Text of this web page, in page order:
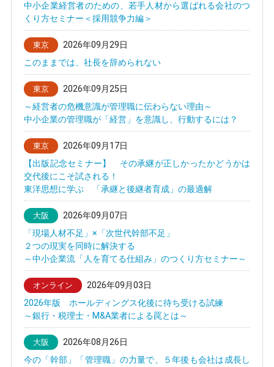
中小企業経営者のための、若手人材から選ばれる会社のつ
くり方セミナー＜採用競争力編＞
東京
2026年09月29日
このままでは、社長を辞められない
東京
2026年09月25日
～経営者の危機意識が管理職に伝わらない理由～
中小企業の管理職が「経営」を意識し、行動するには？
東京
2026年09月17日
【出版記念セミナー】 その承継が正しかったかどうかは
交代後にこそ試される！
東洋思想に学ぶ 「承継と後継者育成」の最適解
大阪
2026年09月07日
「現場人材不足」×「次世代幹部不足」
２つの現実を同時に解決する
～中小企業流「人を育てる仕組み」のつくり方セミナー～
オンライン
2026年09月03日
2026年版 ホールディングス化後に待ち受ける試練
～銀行・税理士・M&A業者による罠とは～
大阪
2026年08月26日
今の「幹部」「管理職」の力量で、５年後も会社は成長し